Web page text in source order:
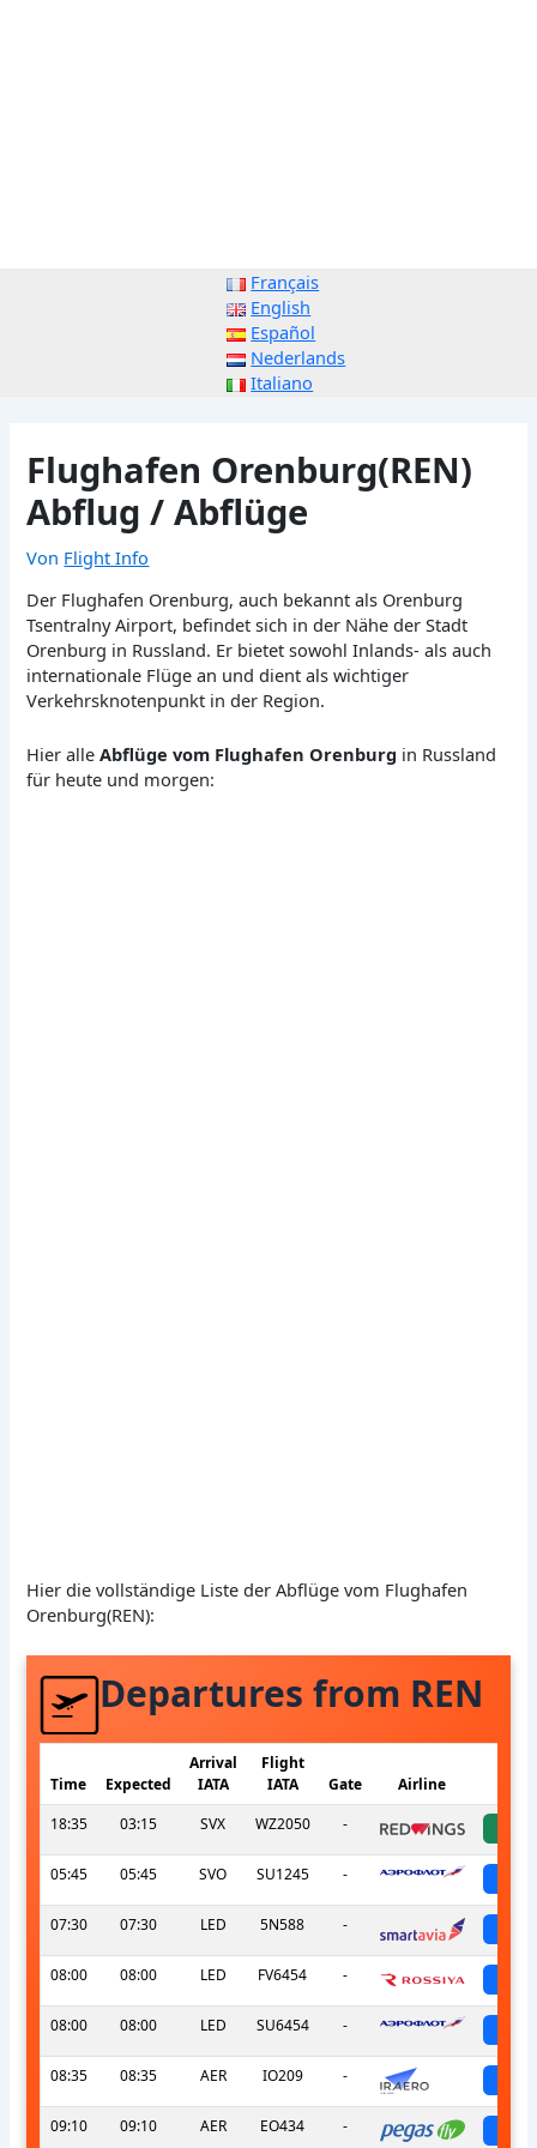
Français
English
Español
Nederlands
Italiano
Flughafen Orenburg(REN)
Abflug / Abflüge
Von Flight Info
Der Flughafen Orenburg, auch bekannt als Orenburg
Tsentralny Airport, befindet sich in der Nähe der Stadt
Orenburg in Russland. Er bietet sowohl Inlands- als auch
internationale Flüge an und dient als wichtiger
Verkehrsknotenpunkt in der Region.
Hier alleAbflüge vom Flughafen Orenburg in Russland
für heute und morgen:
Hier die vollständige Liste der Abflüge vom Flughafen
Orenburg(REN):
Departures from REN
Time Expected
Arrival
IATA
Flight
IATA
Gate Airline
18:35
03:15 SVX WZ2050 -
05:45 05:45 SVO SU1245 -
07:30 07:30 LED 5N588 -
08:00 08:00 LED FV6454 -
08:00 08:00 LED SU6454 -
08:35 08:35 AER IO209 -
09:10 09:10 AER EO434 -